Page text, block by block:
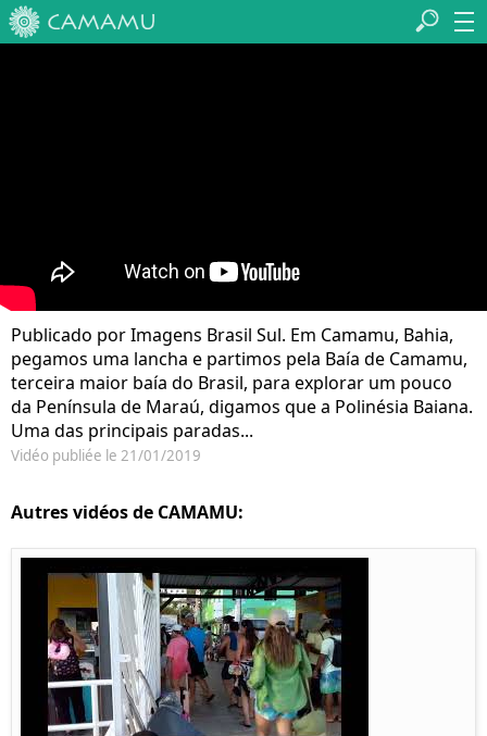
Publicado por Imagens Brasil Sul. Em Camamu, Bahia,
pegamos uma lancha e partimos pela Baía de Camamu,
terceira maior baía do Brasil, para explorar um pouco
da Península de Maraú, digamos que a Polinésia Baiana.
Uma das principais paradas...
Vidéo publiée le 21/01/2019
Autres vidéos de CAMAMU: